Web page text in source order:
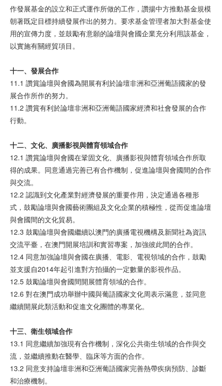
作發展基金的設立和正式運作所做的工作，讚揚中方推動基金規模
朝著既定目標持續發展作出的努力。要求基金管理者加大對基金使
用的宣傳力度，並鼓勵有意願的論壇與會國企業充分利用該基金，
以實施有關經貿項目。
十一、 發展合作
11.1 讚賞論壇與會國為開展有利於論壇非洲和亞洲葡語國家的發
展合作所作的努力。
11.2 讚賞有利於論壇非洲和亞洲葡語國家經濟和社會發展的合作
行動。
十二、文化、 廣播影視與體育領域合作
12.1 讚賞論壇與會國在鞏固文化、廣播影視與體育領域合作所取
得的成果。同意通過完善已有合作機制，促進論壇與會國間的合作
與交流。
12.2 認識到文化產業對經濟發展的重要作用，決定通過各種形
式，鼓勵論壇與會國藝術團組及文化企業的積極性，從而促進論壇
與會國間的文化貿易。
12.3 鼓勵論壇與會國繼續以澳門的廣播電視機構及新聞社為資訊
交流平臺，在澳門開展培訓和實習專案，加強彼此間的合作。
12.4 同意加強論壇與會國在廣播、電影、電視領域的合作，鼓勵
並支援自2014年起引進對方拍攝的一定數量的影視作品。
12.5 鼓勵論壇與會國間開展體育領域的合作。
12.6 對在澳門成功舉辦中國與葡語國家文化周表示滿意，並同意
繼續開展此類活動和促進文化團體的專業化。
十三、 衛生領域合作
13.1 同意繼續加強現有合作機制，深化公共衛生領域的合作與交
流，並繼續推動在醫學、臨床等方面的合作。
13.2 同意支持論壇非洲和亞洲葡語國家完善熱帶疾病預防、診斷
和治療機制。